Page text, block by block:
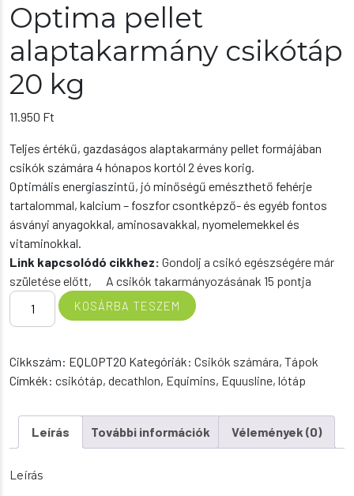
Optima pellet
alaptakarmány csikótáp
20 kg
11.950 Ft
Teljes értékű, gazdaságos alaptakarmány pellet formájában
csikók számára 4 hónapos kortól 2 éves korig.
Optimális energiaszintű, jó minőségű emészthető fehérje
tartalommal, kalcium – foszfor csontképző- és egyéb fontos
ásványi anyagokkal, aminosavakkal, nyomelemekkel és
vitaminokkal.
Link kapcsolódó cikkhez: Gondolj a csikó egészségére már
születése előtt,
A csikók takarmányozásának 15 pontja
Optima
pellet
csikótáp
20
mennyiség
KOSÁRBA TESZEM
Cikkszám: EQLOPT20 Kategóriák: Csikók számára, Tápok
Címkék: csikótáp, decathlon, Equimins, Equusline, lótáp
Leírás További információk Vélemények (0)
Leírás